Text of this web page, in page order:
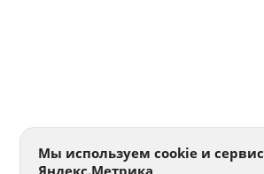
Мы используем cookie и сервис
Яндекс.Метрика